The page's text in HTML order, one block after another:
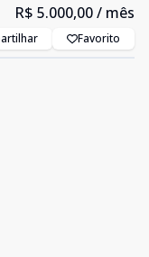
R$ 5.000,00/ mês
Favorito